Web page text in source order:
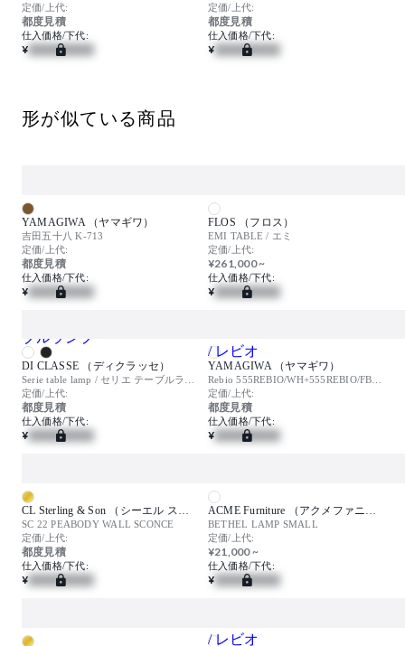
定価/上代:
都度見積
仕入価格/下代:
¥
定価/上代:
都度見積
仕入価格/下代:
¥
形が似ている商品
YAMAGIWA （ヤマギワ）
吉田五十八 K-713
定価/上代:
都度見積
仕入価格/下代:
¥
FLOS （フロス）
EMI TABLE / エミ
定価/上代:
¥261,000 ~
仕入価格/下代:
¥
DI CLASSE （ディクラッセ）
定価/上代:
都度見積
仕入価格/下代:
¥
YAMAGIWA （ヤマギワ）
定価/上代:
都度見積
仕入価格/下代:
¥
CL Sterling & Son （シーエル スターリングアンドサン）
SC 22 PEABODY WALL SCONCE
定価/上代:
都度見積
仕入価格/下代:
¥
ACME Furniture （アクメファニチャー）
BETHEL LAMP SMALL
定価/上代:
¥21,000 ~
仕入価格/下代:
¥